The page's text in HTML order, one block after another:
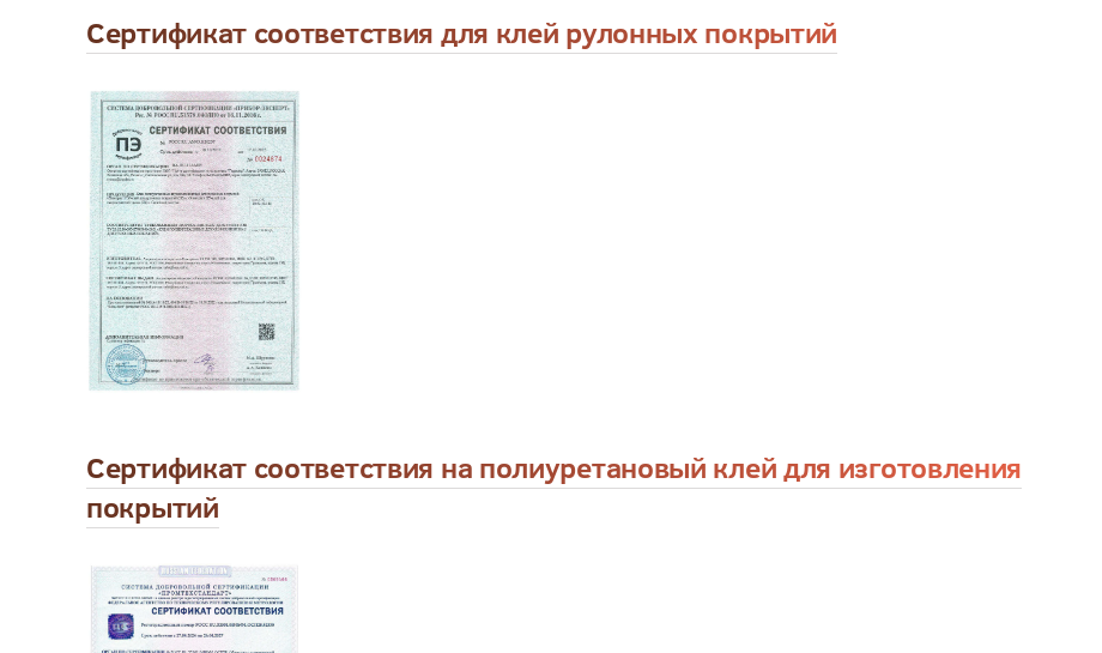
Сертификат соответствия для клей рулонных покрытий
Сертификат соответствия на полиуретановый клей для изготовления
покрытий